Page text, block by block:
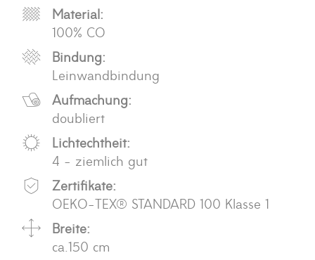
Material:
100% CO
Bindung:
Leinwandbindung
Aufmachung:
doubliert
Lichtechtheit:
4 - ziemlich gut
Zertifikate:
OEKO-TEX® STANDARD 100 Klasse 1
Breite:
ca.150 cm